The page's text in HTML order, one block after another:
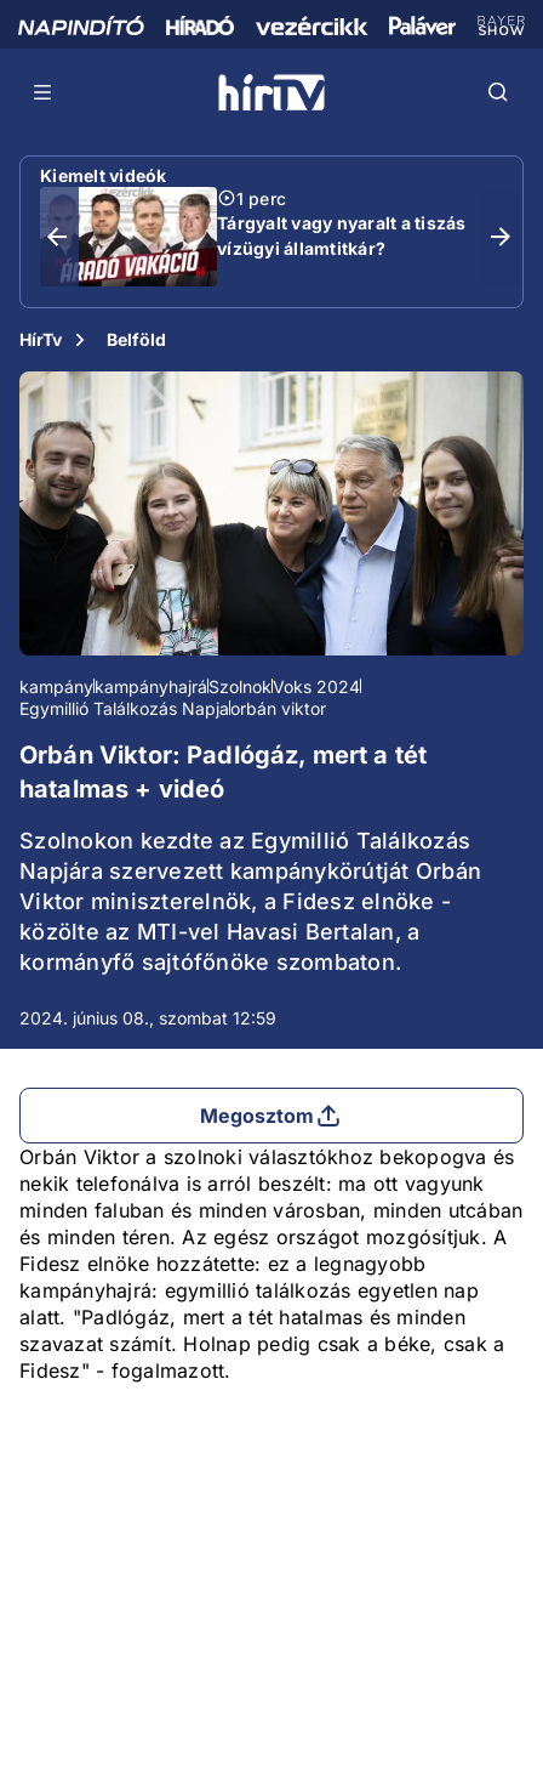
Kiemelt videók
1 perc
Tárgyalt vagy nyaralt a tiszás
vízügyi államtitkár?
HírTv Belföld
kampánykampányhajráSzolnokVoks 2024
Egymillió Találkozás Napjaorbán viktor
Orbán Viktor: Padlógáz, mert a tét
hatalmas + videó
Szolnokon kezdte az Egymillió Találkozás
Napjára szervezett kampánykörútját Orbán
Viktor miniszterelnök, a Fidesz elnöke -
közölte az MTI-vel Havasi Bertalan, a
kormányfő sajtófőnöke szombaton.
2024. június 08., szombat 12:59
Megosztom
Orbán Viktor a szolnoki választókhoz bekopogva és
nekik telefonálva is arról beszélt: ma ott vagyunk
minden faluban és minden városban, minden utcában
és minden téren. Az egész országot mozgósítjuk. A
Fidesz elnöke hozzátette: ez a legnagyobb
kampányhajrá: egymillió találkozás egyetlen nap
alatt. "Padlógáz, mert a tét hatalmas és minden
szavazat számít. Holnap pedig csak a béke, csak a
Fidesz" - fogalmazott.